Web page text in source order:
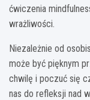
ćwiczenia
wrażliwości.
Niezależnie od
może być pięknym
chwilę i poczuć się
nas do refleksji nad